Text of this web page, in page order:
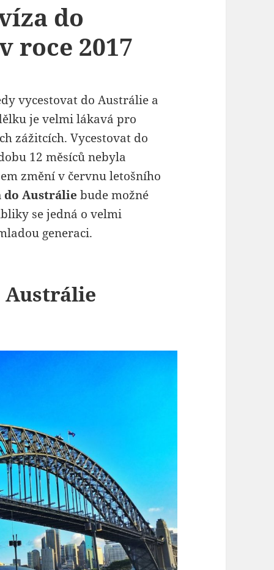
do
roce 2017
vycestovat do Austrálie a
je velmi lákavá pro
zážitcích. Vycestovat do
12 měsíců nebyla
změní v červnu letošního
Austrálie bude možné
se jedná o velmi
generaci.
Austrálie